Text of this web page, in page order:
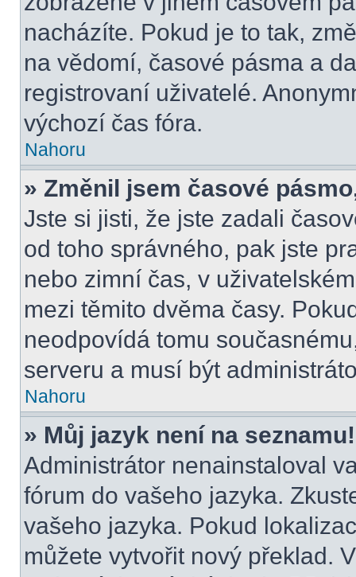
nacházíte. Pokud je to tak,
na vědomí, časové pásma a
registrovaní uživatelé.
výchozí čas fóra.
Nahoru
» Změnil jsem časové
Jste si jisti, že jste zadali
od toho správného, pak jste
nebo zimní čas, v
mezi těmito dvěma časy.
neodpovídá tomu
serveru a musí být
Nahoru
» Můj jazyk není na seznamu!
Administrátor nenainstaloval
fórum do vašeho jazyka.
vašeho jazyka. Pokud
můžete vytvořit nový překlad.